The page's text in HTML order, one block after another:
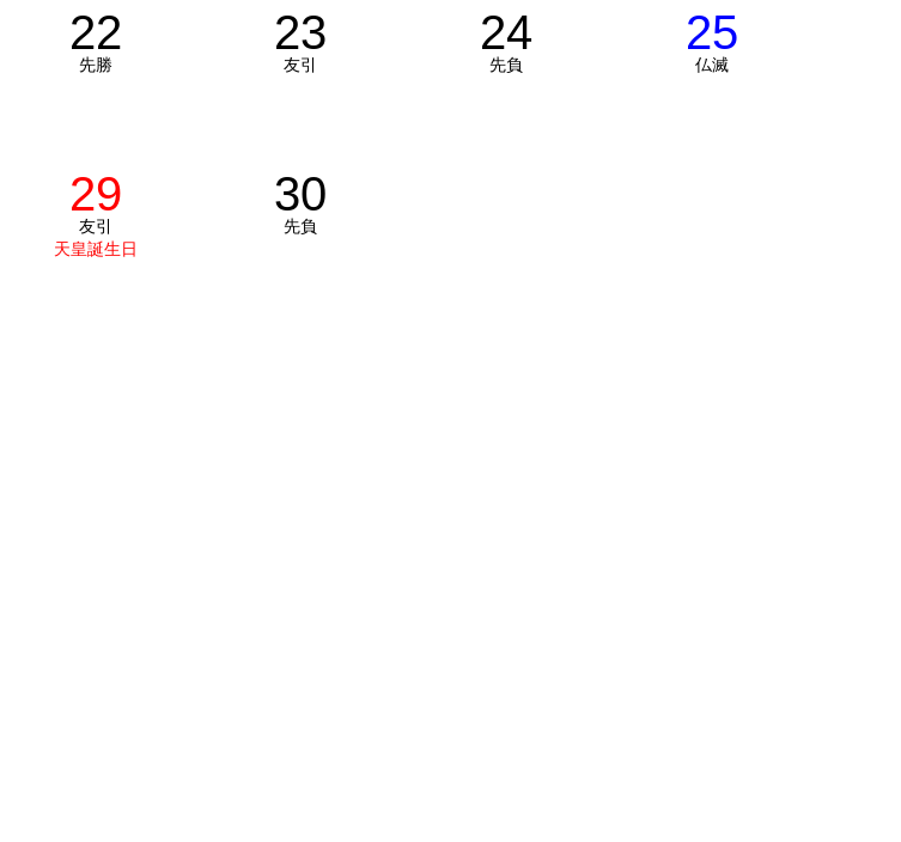
22
先勝
23
友引
24
先負
25
仏滅
29
友引
天皇誕生日
30
先負